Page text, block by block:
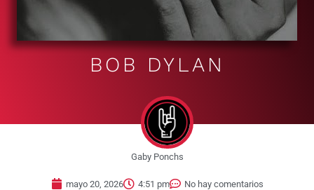
BOB DYLAN
Gaby Ponchs
mayo 20, 2026 4:51 pm No hay comentarios